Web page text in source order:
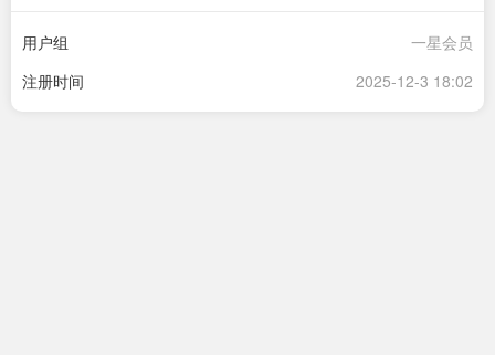
用户组
一星会员
注册时间
2025-12-3 18:02